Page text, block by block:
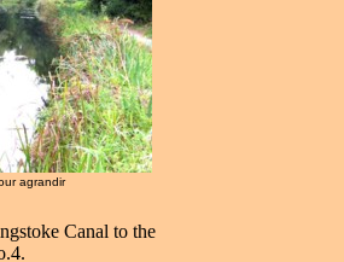
agrandir
Canal to the